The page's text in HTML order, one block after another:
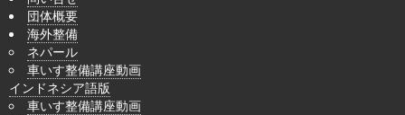
団体概要
海外整備
ネパール
車いす整備講座動画
インドネシア語版
車いす整備講座動画